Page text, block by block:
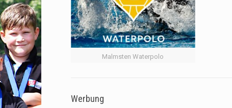
Malmsten Waterpolo
Werbung